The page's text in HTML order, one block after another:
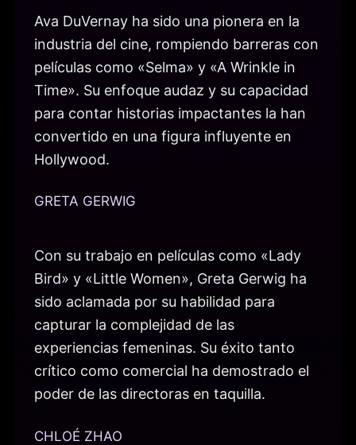
Ava DuVernay ha sido una pionera en la
industria del cine, rompiendo barreras con
películas como «Selma» y «A Wrinkle in
Time». Su enfoque audaz y su capacidad
para contar historias impactantes la han
convertido en una figura influyente en
Hollywood.
GRETA GERWIG
Con su trabajo en películas como «Lady
Bird» y «Little Women», Greta Gerwig ha
sido aclamada por su habilidad para
capturar la complejidad de las
experiencias femeninas. Su éxito tanto
crítico como comercial ha demostrado el
poder de las directoras en taquilla.
CHLOÉ ZHAO